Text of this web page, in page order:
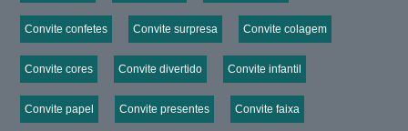
Convite confetes Convite surpresa Convite colagem
Convite cores Convite divertido Convite infantil
Convite papel Convite presentes Convite faixa